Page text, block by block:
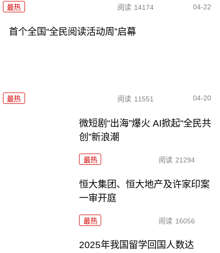
最热 阅读 14174 04-22
首个全国“全民阅读活动周”启幕
最热 阅读 11551 04-20
微短剧“出海”爆火 AI掀起“全民共
创”新浪潮
最热 阅读 21294
恒大集团、恒大地产及许家印案
一审开庭
最热 阅读 16056
2025年我国留学回国人数达